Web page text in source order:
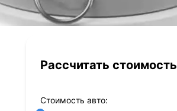
Рассчитать стоимость
Стоимость авто: